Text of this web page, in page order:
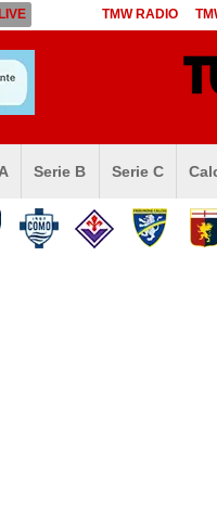
TMW RADIO
Serie B Serie C